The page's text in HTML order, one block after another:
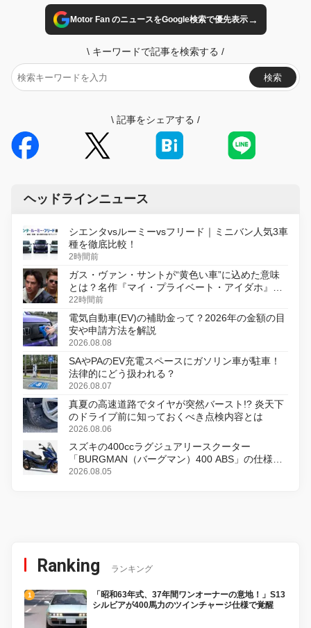
Motor Fan のニュースをGoogle検索で優先表示→
\ キーワードで記事を検索する /
検索
\ 記事をシェアする /
ヘッドラインニュース
シエンタvsルーミーvsフリード｜ミニバン人気3車
種を徹底比較！
2時間前
ガス・ヴァン・サントが“黄色い車”に込めた意味
とは？名作『マイ・プライベート・アイダホ』が
初のデジタルリマスター版で復活
22時間前
電気自動車(EV)の補助金って？2026年の金額の目
安や申請方法を解説
2026.08.08
SAやPAのEV充電スペースにガソリン車が駐車！
法律的にどう扱われる？
2026.08.07
真夏の高速道路でタイヤが突然バースト!? 炎天下
のドライブ前に知っておくべき点検内容とは
2026.08.06
スズキの400ccラグジュアリースクーター
「BURGMAN（バーグマン）400 ABS」の仕様を
変更し、8月18日に発売
2026.08.05
Ranking ランキング
「昭和63年式、37年間ワンオーナーの意地！」S13
シルビアが400馬力のツインチャージ仕様で覚醒